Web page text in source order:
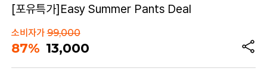
[포유특가]Easy Summer Pants Deal
소비자가99,000
87% 13,000